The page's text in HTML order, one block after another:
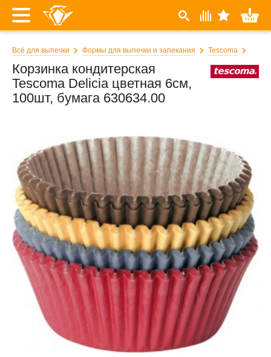
Всё для выпечки Формы для выпечки и запекания Tescoma
Корзинка кондитерская
Tescoma Delicia цветная 6см,
100шт, бумага 630634.00